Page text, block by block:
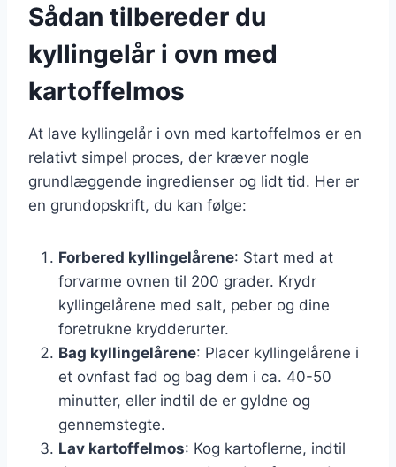
Sådan tilbereder du
kyllingelår i ovn med
kartoffelmos
At lave kyllingelår i ovn med kartoffelmos er en
relativt simpel proces, der kræver nogle
grundlæggende ingredienser og lidt tid. Her er
en grundopskrift, du kan følge:
Forbered kyllingelårene: Start med at
forvarme ovnen til 200 grader. Krydr
kyllingelårene med salt, peber og dine
foretrukne krydderurter.
Bag kyllingelårene: Placer kyllingelårene i
et ovnfast fad og bag dem i ca. 40-50
minutter, eller indtil de er gyldne og
gennemstegte.
Lav kartoffelmos: Kog kartoflerne, indtil